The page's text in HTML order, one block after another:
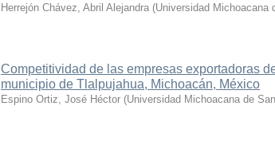
Herrejón Chávez, Abril Alejandra (Universidad Michoacana
Competitividad de las empresas exportadoras
municipio de Tlalpujahua, Michoacán, México
Espino Ortiz, José Héctor (Universidad Michoacana de